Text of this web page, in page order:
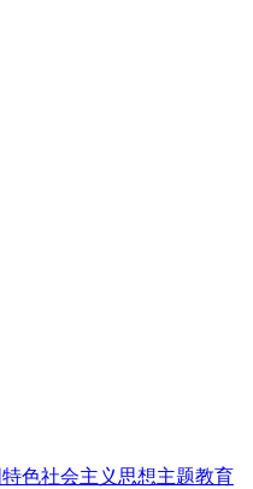
色社会主义思想主题教育